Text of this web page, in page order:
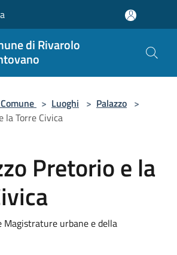
di Rivarolo
> Luoghi > Palazzo >
la Torre Civica
Pretorio e la
Magistrature urbane e della